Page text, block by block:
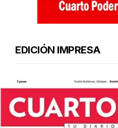
EDICIÓN IMPRESA